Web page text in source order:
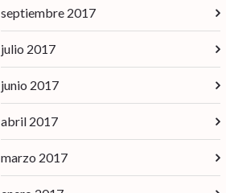
septiembre 2017
julio 2017
junio 2017
abril 2017
marzo 2017